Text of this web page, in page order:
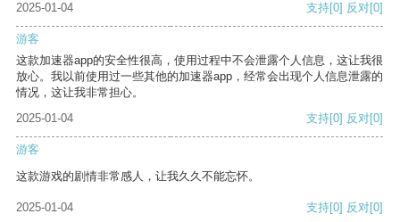
2025-01-04
支持[0] 反对[0]
游客
这款加速器app的安全性很高，使用过程中不会泄露个人信息，这让我很
放心。我以前使用过一些其他的加速器app，经常会出现个人信息泄露的
情况，这让我非常担心。
2025-01-04
支持[0] 反对[0]
游客
这款游戏的剧情非常感人，让我久久不能忘怀。
2025-01-04 支持[0] 反对[0]